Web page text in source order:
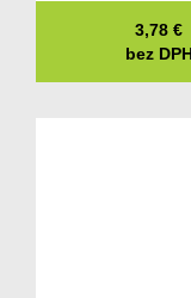
3,78 €
bez